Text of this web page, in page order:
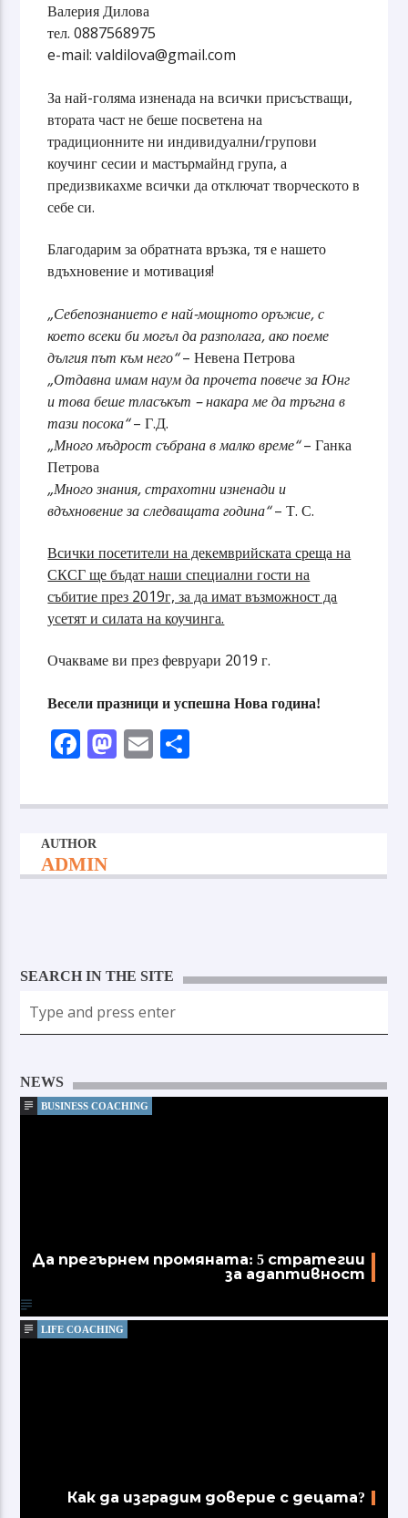
Валерия Дилова
тел. 0887568975
e-mail: valdilova@gmail.com
За най-голяма изненада на всички присъстващи,
втората част не беше посветена на
традиционните ни индивидуални/групови
коучинг сесии и мастърмайнд група, а
предизвикахме всички да отключат творческото в
себе си.
Благодарим за обратната връзка, тя е нашето
вдъхновение и мотивация!
„Себепознанието е най-мощното оръжие, с
което всеки би могъл да разполага, ако поеме
дългия път към него“– Невена Петрова
„Отдавна имам наум да прочета повече за Юнг
и това беше тласъкът – накара ме да тръгна в
тази посока“– Г.Д.
„Много мъдрост събрана в малко време“– Ганка
Петрова
„Много знания, страхотни изненади и
вдъхновение за следващата година“– Т. С.
Всички посетители на декемврийската среща на
СКСГ ще бъдат наши специални гости на
събитие през 2019г, за да имат възможност да
усетят и силата на коучинга.
Очакваме ви през февруари 2019 г.
Весели празници и успешна Нова година!
Facebook
Mastodon
Email
AUTHOR
ADMIN
SEARCH IN THE SITE
NEWS
BUSINESS COACHING
Да прегърнем промяната: 5 стратегии
за адаптивност
LIFE COACHING
Как да изградим доверие с децата?